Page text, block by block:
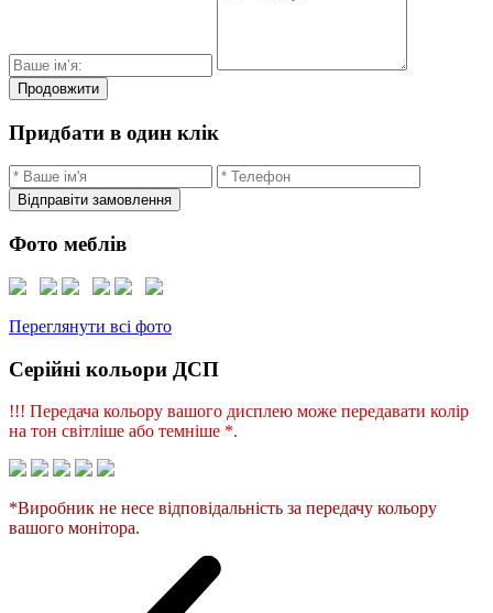
Продовжити
Придбати в один клік
Відправіти замовлення
Фото меблів
Переглянути всі фото
Серійні кольори ДСП
!!! Передача кольору вашого дисплею може передавати колір
на тон світліше або темніше *.
*Виробник не несе відповідальність за передачу кольору
вашого монітора.